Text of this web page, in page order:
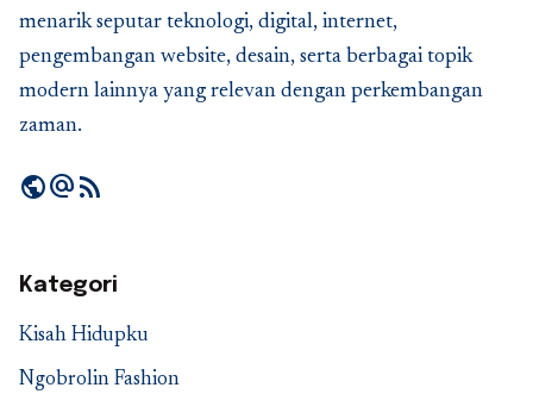
menarik seputar teknologi, digital, internet,
pengembangan website, desain, serta berbagai topik
modern lainnya yang relevan dengan perkembangan
zaman.
publicalternate_emailrss_feed
Kategori
Kisah Hidupku
Ngobrolin Fashion